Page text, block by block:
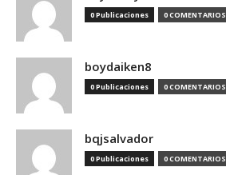
0 Publicaciones 0 COMENTARIOS
boydaiken8
0 Publicaciones 0 COMENTARIOS
bqjsalvador
0 Publicaciones 0 COMENTARIOS